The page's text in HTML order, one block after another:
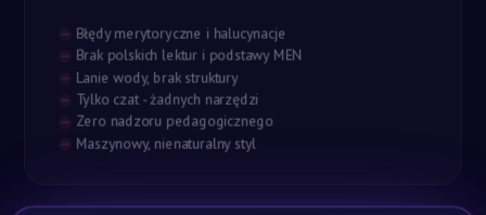
Błędy merytoryczne i halucynacje
Brak polskich lektur i podstawy MEN
Lanie wody, brak struktury
Tylko czat - żadnych narzędzi
Zero nadzoru pedagogicznego
Maszynowy, nienaturalny styl